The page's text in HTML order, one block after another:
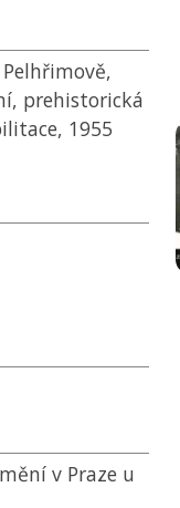
prehistorická
1955
v Praze u